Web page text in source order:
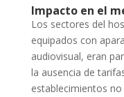
Impacto en el
Los sectores del
equipados con
audiovisual, eran
la ausencia de
establecimientos